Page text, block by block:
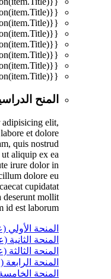
{{mmc.getCurrentTranslation(item.Title)}}
{{mmc.getCurrentTranslation(item.Title)}}
{{mmc.getCurrentTranslation(item.Title)}}
{{mmc.getCurrentTranslation(item.Title)}}
{{mmc.getCurrentTranslation(item.Title)}}
{{mmc.getCurrentTranslation(item.Title)}}
{{mmc.getCurrentTranslation(item.Title)}}
المنح
adipisicing elit,
et dolore
quis nostrud
aliquip ex ea
irure dolor in
dolore eu
cupidatat
deserunt mollit
id est laborum.
المنحة الأولي
المنحة الثانية
المنحة الثالثة
المنحة
المنحة